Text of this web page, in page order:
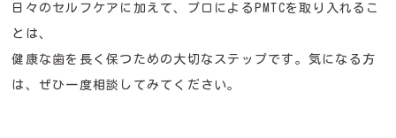
日々のセルフケアに加えて、プロによるPMTCを取り入れるこ
とは、
健康な歯を長く保つための大切なステップです。気になる方
は、ぜひ一度相談してみてください。